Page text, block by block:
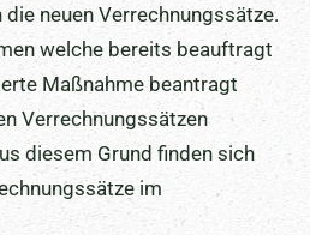
neuen Verrechnungssätze.
welche bereits beauftragt
Maßnahme beantragt
Verrechnungssätzen
diesem Grund finden sich
im